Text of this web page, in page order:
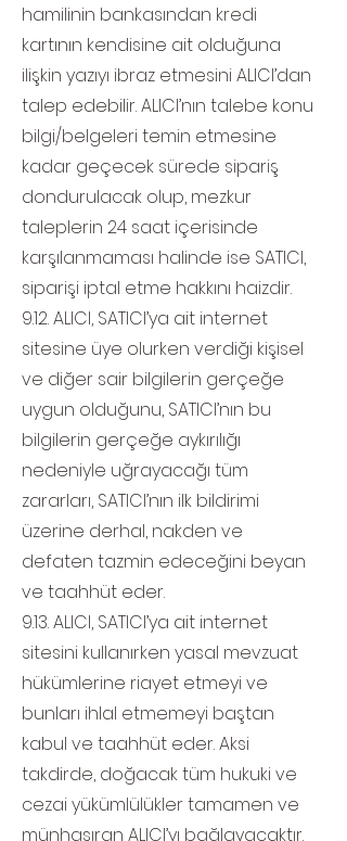
hamilinin bankasından kredi
kartının kendisine ait olduğuna
ilişkin yazıyı ibraz etmesini ALICI’dan
talep edebilir. ALICI’nın talebe konu
bilgi/belgeleri temin etmesine
kadar geçecek sürede sipariş
dondurulacak olup, mezkur
taleplerin 24 saat içerisinde
karşılanmaması halinde ise SATICI,
siparişi iptal etme hakkını haizdir.
9.12. ALICI, SATICI’ya ait internet
sitesine üye olurken verdiği kişisel
ve diğer sair bilgilerin gerçeğe
uygun olduğunu, SATICI’nın bu
bilgilerin gerçeğe aykırılığı
nedeniyle uğrayacağı tüm
zararları, SATICI’nın ilk bildirimi
üzerine derhal, nakden ve
defaten tazmin edeceğini beyan
ve taahhüt eder.
9.13. ALICI, SATICI’ya ait internet
sitesini kullanırken yasal mevzuat
hükümlerine riayet etmeyi ve
bunları ihlal etmemeyi baştan
kabul ve taahhüt eder. Aksi
takdirde, doğacak tüm hukuki ve
cezai yükümlülükler tamamen ve
münhasıran ALICI’yı bağlayacaktır.